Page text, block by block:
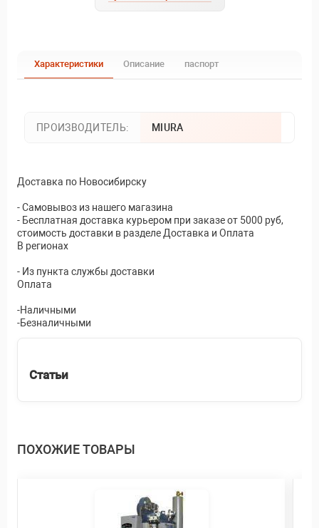
Характеристики Описание паспорт
ПРОИЗВОДИТЕЛЬ: MIURA
Доставка по Новосибирску
- Самовывоз из нашего магазина
- Бесплатная доставка курьером при заказе от 5000 руб,
стоимость доставки в разделе Доставка и Оплата
В регионах
- Из пункта службы доставки
Оплата
-Наличными
-Безналичными
Статьи
ПОХОЖИЕ ТОВАРЫ